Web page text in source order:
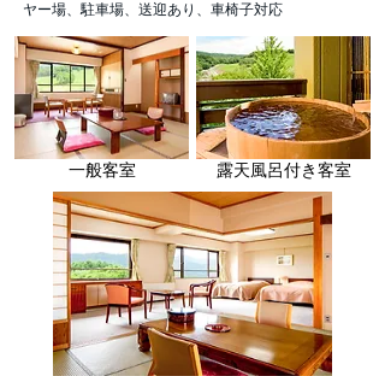
ヤー場、駐車場、送迎あり、車椅子対応
一般客室 露天風呂付き客室